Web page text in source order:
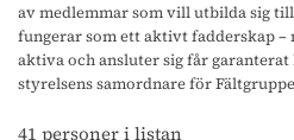
av medlemmar som vill utbilda sig
fungerar som ett aktivt fadderskap
aktiva och ansluter sig får
styrelsens samordnare för
41 personer i listan